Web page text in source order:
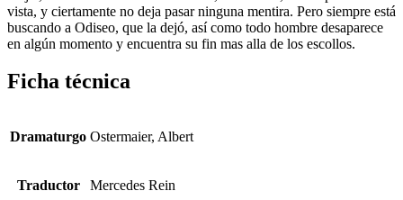
vista, y ciertamente no deja pasar ninguna mentira. Pero siempre está
buscando a Odiseo, que la dejó, así como todo hombre desaparece
en algún momento y encuentra su fin mas alla de los escollos.
Ficha técnica
Dramaturgo Ostermaier, Albert
Traductor Mercedes Rein